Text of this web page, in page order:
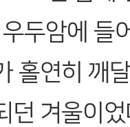
두암에 들
홀연히 깨
던 겨울이